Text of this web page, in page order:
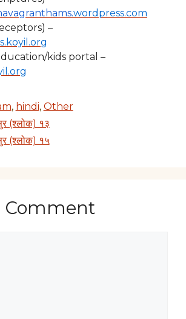
wordpress.com
–
kids portal –
, hindi, Other
(श्लोक) १३
(श्लोक) १५
Comment